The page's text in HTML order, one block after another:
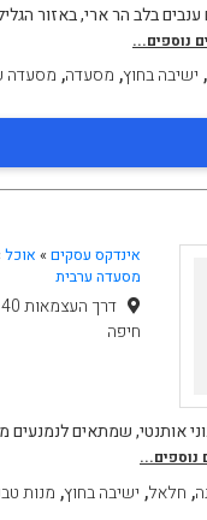
בלב הר ארי, באזור
נוספים...
, ישיבה בחוץ, מסעדה, מסעדה
אינדקס עסקים » אוכל
מסעדה ערבית
חיפה
אותנטי, שמתאים לנמנעים
נוספים...
, חלאל, ישיבה בחוץ, מנות